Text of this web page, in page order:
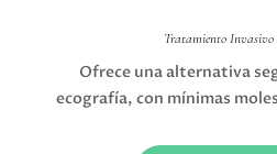
Tratamiento Invasivo
Ofrece una alternativa
ecografía, con mínimas